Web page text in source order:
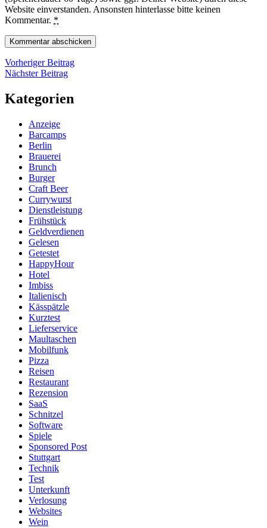
Website einverstanden. Ansonsten hinterlasse bitte keinen
Kommentar. *
Beitragsnavigation
Vorheriger BeitragVorheriger
Nächster BeitragNächster
Kategorien
Anzeige
Barcamps
Berlin
Brauerei
Brunch
Burger
Craft Beer
Currywurst
Dienstleistung
Frühstück
Geldverdienen
Gelesen
Getestet
HappyHour
Hotel
Imbiss
Italienisch
Kässpätzle
Kurztest
Lieferservice
Maultaschen
Mobilfunk
Pizza
Reisen
Restaurant
Rezension
SaaS
Schnitzel
Software
Spiele
Sponsored Post
Stuttgart
Technik
Test
Unterkunft
Verlosung
Websites
Wein